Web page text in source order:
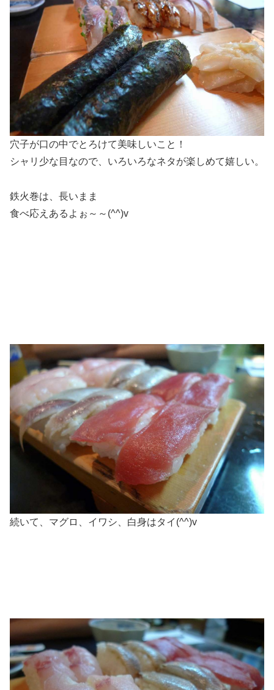
穴子が口の中でとろけて美味しいこと！
シャリ少な目なので、いろいろなネタが楽しめて嬉しい。
鉄火巻は、長いまま
食べ応えあるよぉ～～(^^)v
続いて、マグロ、イワシ、白身はタイ(^^)v